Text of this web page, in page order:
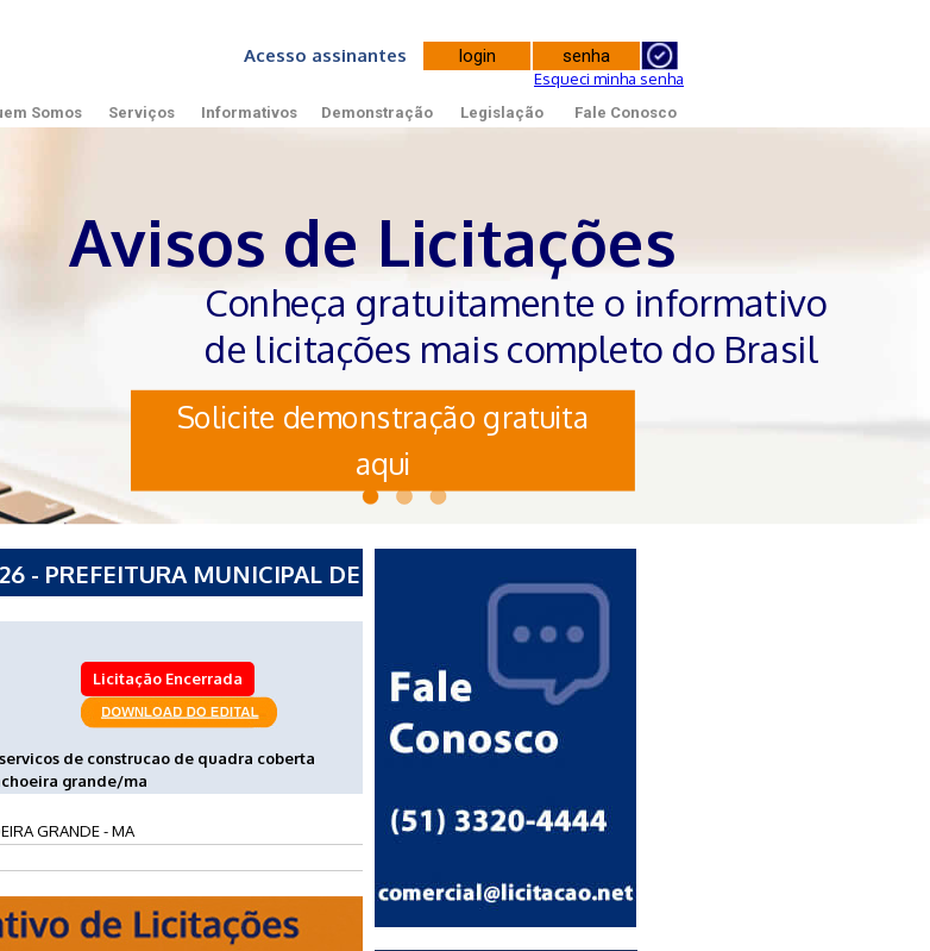
Acesso assinantes
Esqueci minha senha
Somos Serviços Informativos Demonstração Legislação Fale Conosco
Avisos de Licitações
Conheça gratuitamente o informativo
de licitações mais completo do Brasil
Solicite demonstração gratuita
aqui
- PREFEITURA MUNICIPAL DE
Licitação Encerrada
de construcao de quadra coberta
grande/ma
GRANDE - MA